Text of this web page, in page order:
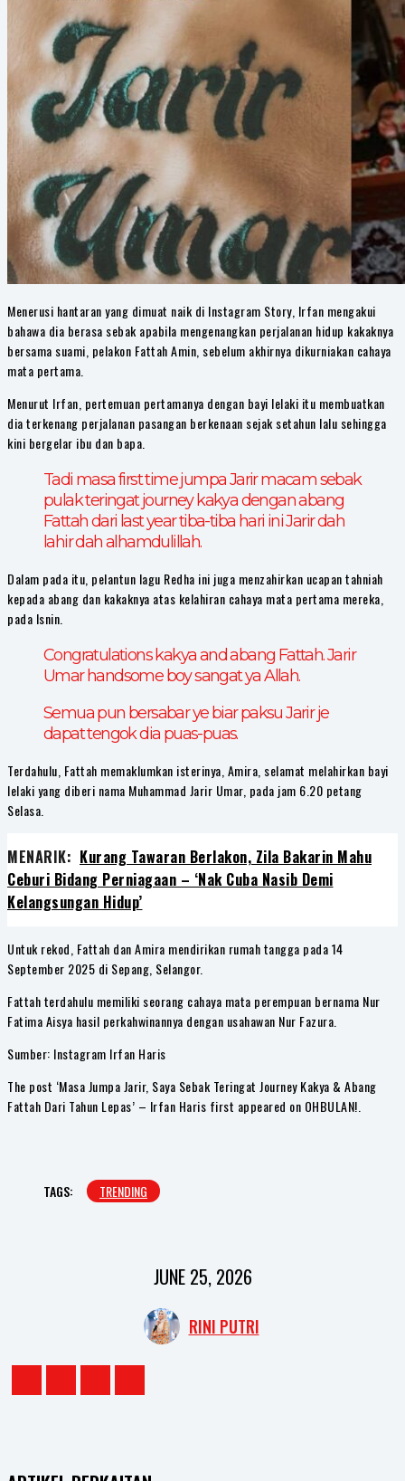
Menerusi hantaran yang dimuat naik di Instagram Story, Irfan mengakui
bahawa dia berasa sebak apabila mengenangkan perjalanan hidup kakaknya
bersama suami, pelakon Fattah Amin, sebelum akhirnya dikurniakan cahaya
mata pertama.
Menurut Irfan, pertemuan pertamanya dengan bayi lelaki itu membuatkan
dia terkenang perjalanan pasangan berkenaan sejak setahun lalu sehingga
kini bergelar ibu dan bapa.
Tadi masa first time jumpa Jarir macam sebak
pulak teringat journey kakya dengan abang
Fattah dari last year tiba-tiba hari ini Jarir dah
lahir dah alhamdulillah.
Dalam pada itu, pelantun lagu Redha ini juga menzahirkan ucapan tahniah
kepada abang dan kakaknya atas kelahiran cahaya mata pertama mereka,
pada Isnin.
Congratulations kakya and abang Fattah. Jarir
Umar handsome boy sangat ya Allah.
Semua pun bersabar ye biar paksu Jarir je
dapat tengok dia puas-puas.
Terdahulu, Fattah memaklumkan isterinya, Amira, selamat melahirkan bayi
lelaki yang diberi nama Muhammad Jarir Umar, pada jam 6.20 petang
Selasa.
MENARIK: Kurang Tawaran Berlakon, Zila Bakarin Mahu
Ceburi Bidang Perniagaan – ‘Nak Cuba Nasib Demi
Kelangsungan Hidup’
Untuk rekod, Fattah dan Amira mendirikan rumah tangga pada 14
September 2025 di Sepang, Selangor.
Fattah terdahulu memiliki seorang cahaya mata perempuan bernama Nur
Fatima Aisya hasil perkahwinannya dengan usahawan Nur Fazura.
Sumber: Instagram Irfan Haris
The post ‘Masa Jumpa Jarir, Saya Sebak Teringat Journey Kakya & Abang
Fattah Dari Tahun Lepas’ – Irfan Haris first appeared on OHBULAN!.
TAGS: TRENDING
JUNE 25, 2026
RINI PUTRI